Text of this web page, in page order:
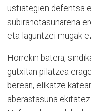
ustiategien defentsa
subiranotasunarena
eta laguntzei mugak
Horrekin batera,
gutxitan pilatzea
berean, elikatze
aberastasuna